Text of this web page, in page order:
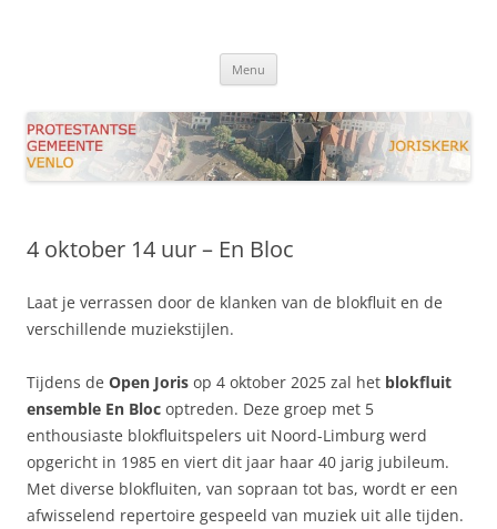
Menu
4 oktober 14 uur – En Bloc
Laat je verrassen door de klanken van de blokfluit en de
verschillende muziekstijlen.
Tijdens de Open Joris op 4 oktober 2025 zal het blokfluit
ensemble En Bloc optreden. Deze groep met 5
enthousiaste blokfluitspelers uit Noord-Limburg werd
opgericht in 1985 en viert dit jaar haar 40 jarig jubileum.
Met diverse blokfluiten, van sopraan tot bas, wordt er een
afwisselend repertoire gespeeld van muziek uit alle tijden.